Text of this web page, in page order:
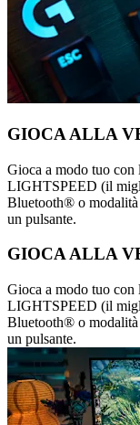
GIOCA ALLA
Gioca a modo tuo
LIGHTSPEED (il
Bluetooth® o modalità
un pulsante.
GIOCA ALLA
Gioca a modo tuo
LIGHTSPEED (il
Bluetooth® o modalità
un pulsante.